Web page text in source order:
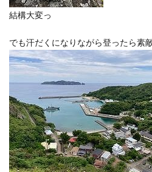
結構大変っ
でも汗だくになりながら登ったら素